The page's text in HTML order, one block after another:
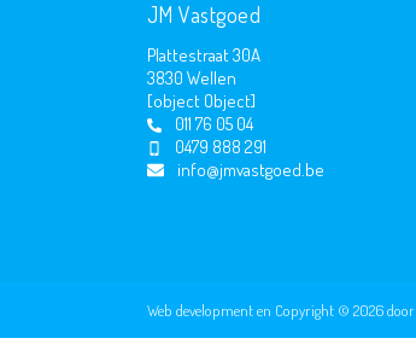
JM Vastgoed
Plattestraat 30A
3830 Wellen
[object Object]
011 76 05 04
0479 888 291
info@jmvastgoed.be
Web development en Copyright © 2026 door